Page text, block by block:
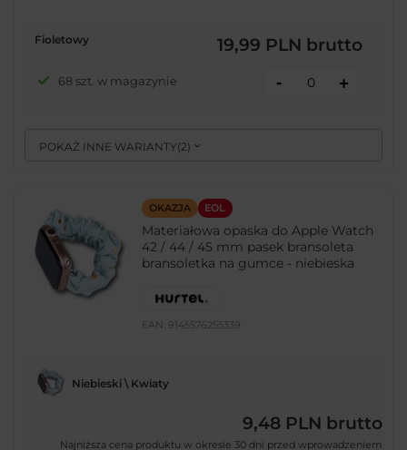
POKAŻ INNE WARIANTY(2)
Fioletowy 19,99 PLN brutto
68 szt. w magazynie - +
OKAZJA EOL
Materiałowa opaska do Apple Watch
42 / 44 / 45 mm pasek bransoleta
bransoletka na gumce - niebieska
EAN: 9145576255339
Niebieski \ Kwiaty
9,48 PLN brutto
Najniższa cena produktu w okresie 30 dni przed wprowadzeniem